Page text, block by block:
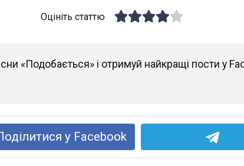
Оцініть статтю
«Подобається» і отримуй найкращі пости у
у Facebook